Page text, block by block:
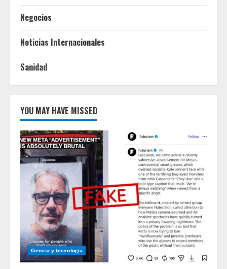
Negocios
Noticias Internacionales
Sanidad
YOU MAY HAVE MISSED
Ciencia y tecnologia